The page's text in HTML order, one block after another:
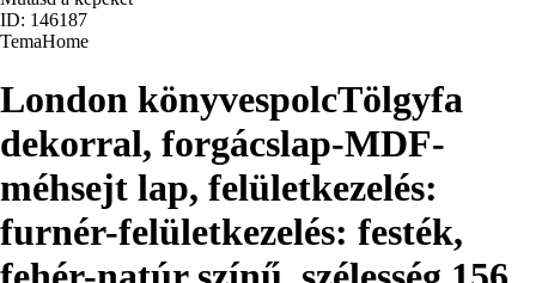
ID: 146187
TemaHome
London könyvespolcTölgyfa
dekorral, forgácslap-MDF-
méhsejt lap, felületkezelés:
furnér-felületkezelés: festék,